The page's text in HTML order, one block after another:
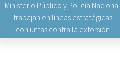
Ministerio Público y Policía Nacional
trabajan en líneas estratégicas
conjuntas contra la extorsión